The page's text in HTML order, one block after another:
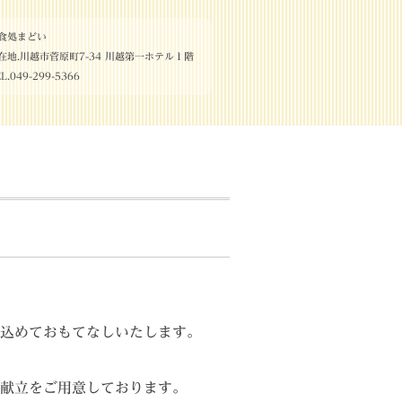
処まどい
地.川越市菅原町7-34 川越第一ホテル１階
299-5366
めておもてなしいたします。
立をご用意しております。